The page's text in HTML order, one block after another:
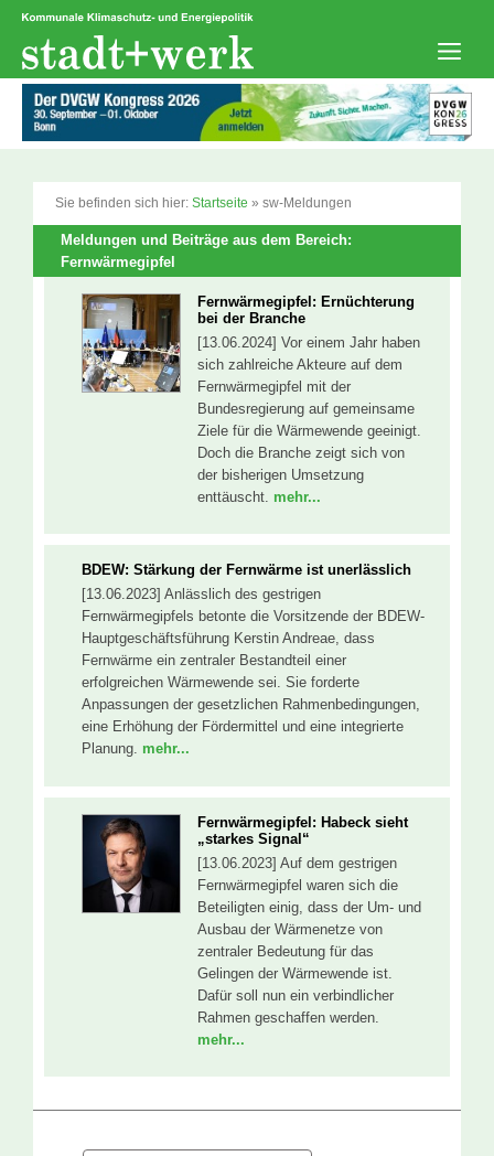
Zum
springen
Sie befinden sich hier: Startseite » sw-Meldungen
Meldungen und Beiträge aus dem Bereich:
Fernwärmegipfel
Fernwärmegipfel: Ernüchterung
bei der Branche
[13.06.2024] Vor einem Jahr haben
sich zahlreiche Akteure auf dem
Fernwärmegipfel mit der
Bundesregierung auf gemeinsame
Ziele für die Wärmewende geeinigt.
Doch die Branche zeigt sich von
der bisherigen Umsetzung
enttäuscht. mehr...
BDEW: Stärkung der Fernwärme ist unerlässlich
[13.06.2023] Anlässlich des gestrigen
Fernwärmegipfels betonte die Vorsitzende der BDEW-
Hauptgeschäftsführung Kerstin Andreae, dass
Fernwärme ein zentraler Bestandteil einer
erfolgreichen Wärmewende sei. Sie forderte
Anpassungen der gesetzlichen Rahmenbedingungen,
eine Erhöhung der Fördermittel und eine integrierte
Planung. mehr...
Fernwärmegipfel: Habeck sieht
„starkes Signal“
[13.06.2023] Auf dem gestrigen
Fernwärmegipfel waren sich die
Beteiligten einig, dass der Um- und
Ausbau der Wärmenetze von
zentraler Bedeutung für das
Gelingen der Wärmewende ist.
Dafür soll nun ein verbindlicher
Rahmen geschaffen werden.
mehr...